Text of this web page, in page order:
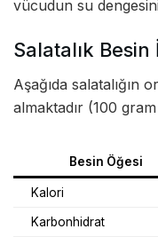
vücudun su
Salatalık Besin
Aşağıda salatalığın
almaktadır (100
Besin Öğesi
Kalori
Karbonhidrat